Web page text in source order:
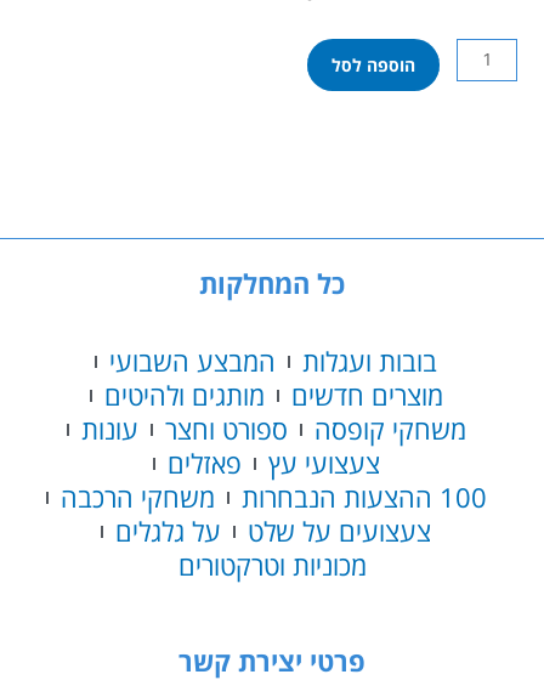
כמות
של
הוספה לסל
כל המחלקות
בובות ועגלות
המבצע השבועי
מוצרים חדשים
מותגים ולהיטים
משחקי קופסה
ספורט וחצר
עונות
צעצועי עץ
פאזלים
100 ההצעות הנבחרות
משחקי הרכבה
צעצועים על שלט
על גלגלים
מכוניות וטרקטורים
פרטי יצירת קשר